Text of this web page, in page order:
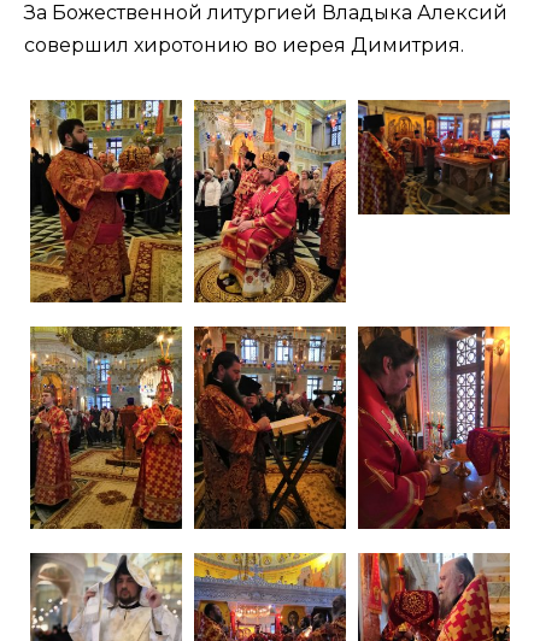
За Божественной литургией Владыка Алексий
совершил хиротонию во иерея Димитрия.